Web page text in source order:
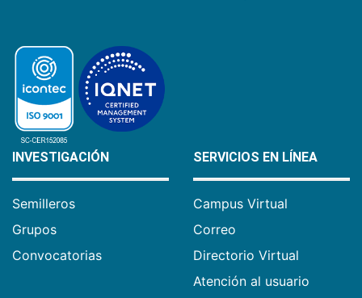
INVESTIGACIÓN
Semilleros
Grupos
Convocatorias
SERVICIOS EN LÍNEA
Campus Virtual
Correo
Directorio Virtual
Atención al usuario